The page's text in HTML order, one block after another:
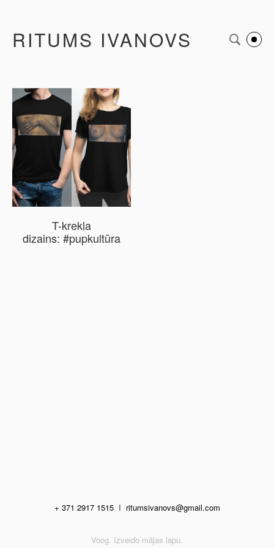
RITUMS IVANOVS
T-krekla
dizains: #pupkultūra
+ 371 2917 1515I ritumsivanovs@gmail.com
Voog. Izveido mājas lapu.